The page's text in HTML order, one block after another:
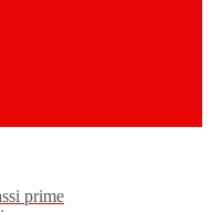
prime